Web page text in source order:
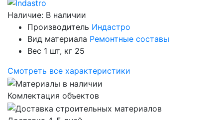
Наличие: В наличии
Производитель Индастро
Вид материала Ремонтные составы
Вес 1 шт, кг 25
Смотреть все характеристики
Комлектация объектов